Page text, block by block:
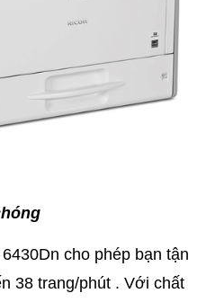
cho phép bạn tận
38 trang/phút . Với chất